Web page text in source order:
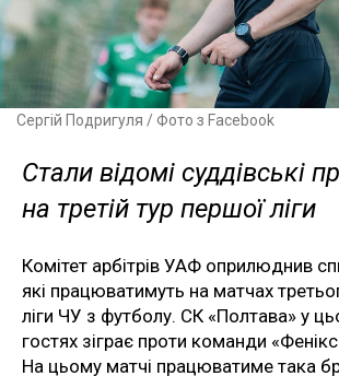
Сергій Подригуля / Фото з Facebook
Стали відомі суддівські
на третій тур першої ліги
Комітет арбітрів УАФ оприлюднив
які працюватимуть на матчах
ліги ЧУ з футболу. СК «Полтава» у
гостях зіграє проти команди
На цьому матчі працюватиме така